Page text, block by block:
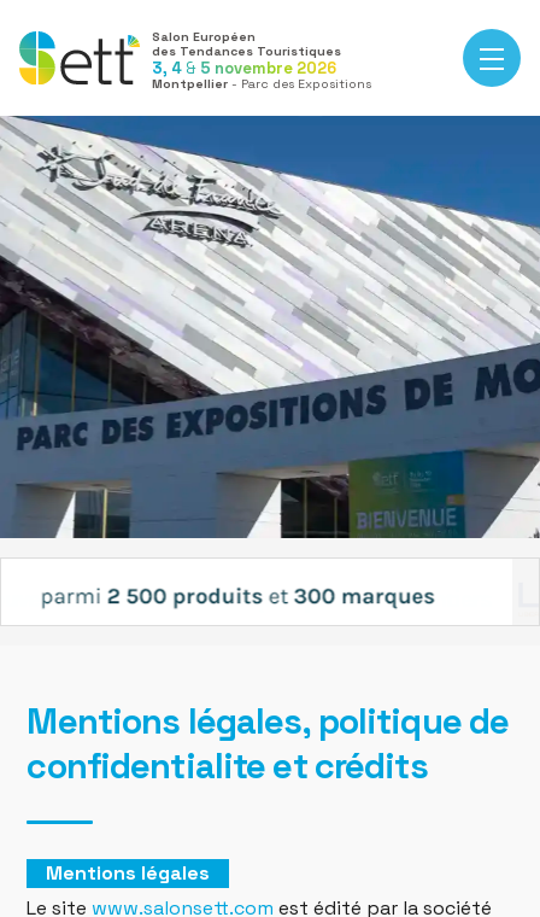
Salon Européen
des Tendances Touristiques
3, 4 & 5 novembre 2026
Montpellier - Parc des Expositions
Mentions légales, politique de
confidentialite et crédits
Mentions légales
Le site www.salonsett.com est édité par la société